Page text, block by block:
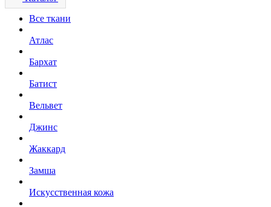
Все ткани
Атлас
Бархат
Батист
Вельвет
Джинс
Жаккард
Замша
Искусственная кожа